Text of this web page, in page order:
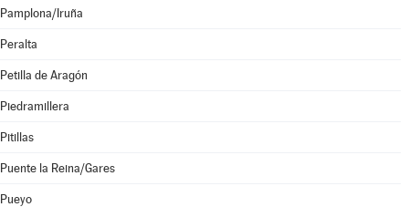
Pamplona/Iruña
Peralta
Petilla de Aragón
Piedramillera
Pitillas
Puente la Reina/Gares
Pueyo